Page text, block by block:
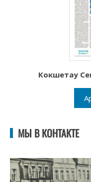
Кокшетау
МЫ В КОНТАКТЕ